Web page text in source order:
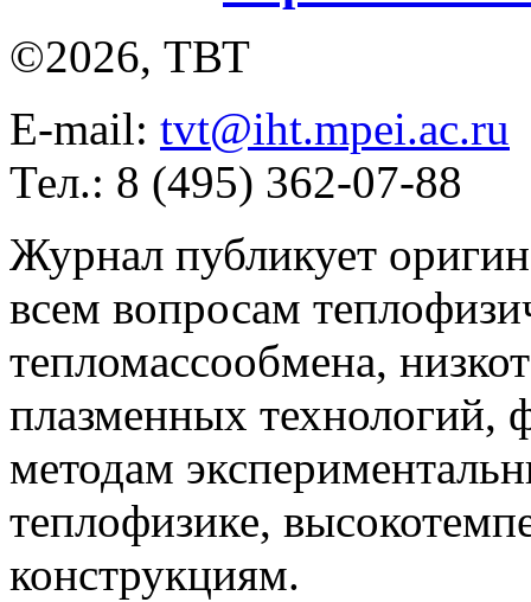
©2026, ТВТ
E-mail: tvt@iht.mpei.ac.ru
Тел.: 8 (495) 362-07-88
Журнал публикует
всем вопросам
тепломассообмена,
плазменных технологий,
методам
теплофизике,
конструкциям.